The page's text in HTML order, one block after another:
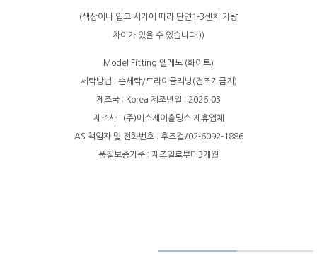
(색상이나 입고 시기에 따라 단면1-3센치 가량
차이가 있을 수 있습니다:))
Model Fitting 엘레노 (화이트)
세탁방법 : 손세탁/드라이클리닝(건조기금지)
제조국 : Korea 제조년일 : 2026.03
제조사 : (주)에스제이홀딩스 제휴업체
AS 책임자 및 전화번호 : 후즈걸/02-6092-1886
품질보증기준 : 제조일로부터3개월